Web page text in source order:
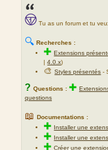
Tu as un forum et tu
🔍 Recherches :
✚Extensions
|4.0.x)
🎨Styles présentés -
? Questions : ✚
questions
📖 Documentations :
✚ Installer une
✚ Installer une
✚Créer une